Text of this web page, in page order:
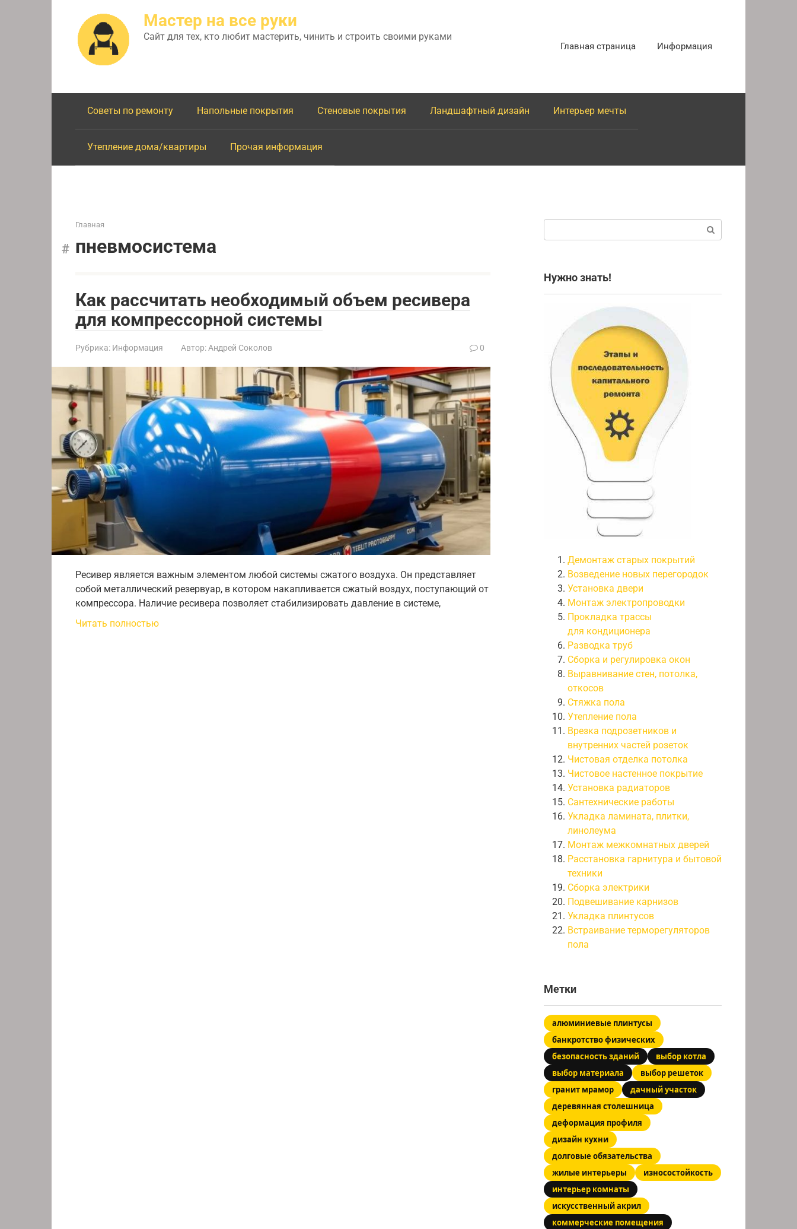
Мастер на все руки
Сайт для тех, кто любит мастерить, чинить и строить своими руками
Главная страница Информация
Советы по ремонту Напольные покрытия Стеновые покрытия Ландшафтный дизайн Интерьер мечты
Утепление дома/квартиры Прочая информация
Главная
пневмосистема
Как рассчитать необходимый объем ресивера
для компрессорной системы
Рубрика: Информация Автор: Андрей Соколов 0
Ресивер является важным элементом любой системы сжатого воздуха. Он представляет
собой металлический резервуар, в котором накапливается сжатый воздух, поступающий от
компрессора. Наличие ресивера позволяет стабилизировать давление в системе,
Читать полностью
Нужно знать!
Демонтаж старых покрытий
Возведение новых перегородок
Установка двери
Монтаж электропроводки
Прокладка трассы
для кондиционера
Разводка труб
Сборка и регулировка окон
Выравнивание стен, потолка,
откосов
Стяжка пола
Утепление пола
Врезка подрозетников и
внутренних частей розеток
Чистовая отделка потолка
Чистовое настенное покрытие
Установка радиаторов
Сантехнические работы
Укладка ламината, плитки,
линолеума
Монтаж межкомнатных дверей
Расстановка гарнитура и бытовой
техники
Сборка электрики
Подвешивание карнизов
Укладка плинтусов
Встраивание терморегуляторов
пола
Метки
алюминиевые плинтусы
банкротство физических
безопасность зданий
выбор котла
выбор материала
выбор решеток
гранит мрамор
дачный участок
деревянная столешница
деформация профиля
дизайн кухни
долговые обязательства
жилые интерьеры
износостойкость
интерьер комнаты
искусственный акрил
коммерческие помещения